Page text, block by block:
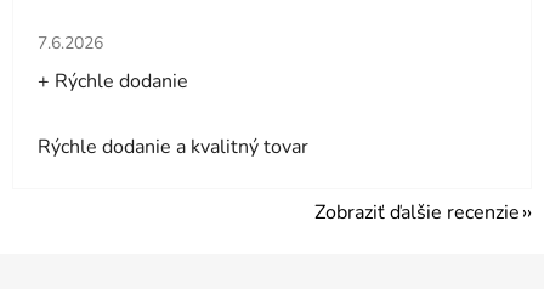
Hodnotenie obchodu je 5 z 5 hviezdičiek.
7.6.2026
+ Rýchle dodanie
Rýchle dodanie a kvalitný tovar
Zobraziť ďalšie recenzie